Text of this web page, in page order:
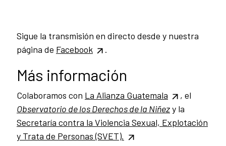
Sigue la transmisión en directo desde y nuestra
página de Facebook .
Más información
Colaboramos con La Alianza Guatemala
, el
Observatorio de los Derechos de la Niñezy la
Secretaría contra la Violencia Sexual, Explotación
y Trata de Personas (SVET).